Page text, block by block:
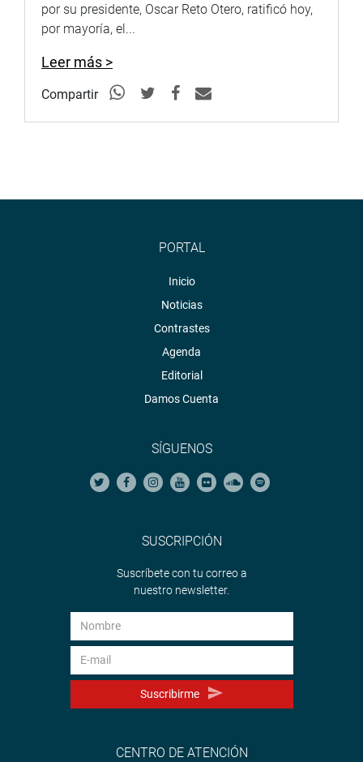
por su presidente, Oscar Reto Otero, ratificó hoy,
por mayoría, el...
Leer más >
Compartir
PORTAL
Inicio
Noticias
Contrastes
Agenda
Editorial
Damos Cuenta
SÍGUENOS
SUSCRIPCIÓN
Suscríbete con tu correo a
nuestro newsletter.
Suscribirme
CENTRO DE ATENCIÓN